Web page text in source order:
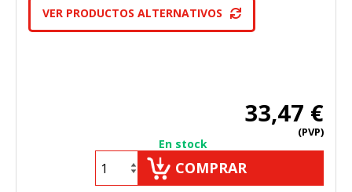
VER PRODUCTOS ALTERNATIVOS
33,47 €
(PVP)
En stock
COMPRAR